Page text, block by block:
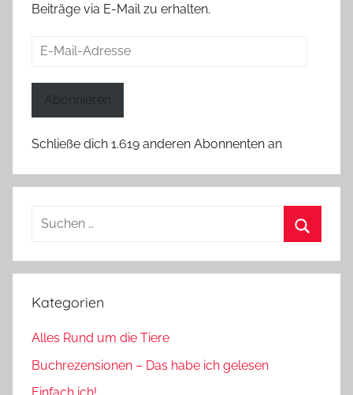
Beiträge via E-Mail zu erhalten.
E-
Abonnieren
Schließe dich 1.619 anderen Abonnenten an
Suchen
Kategorien
Alles Rund um die Tiere
Buchrezensionen – Das habe ich gelesen